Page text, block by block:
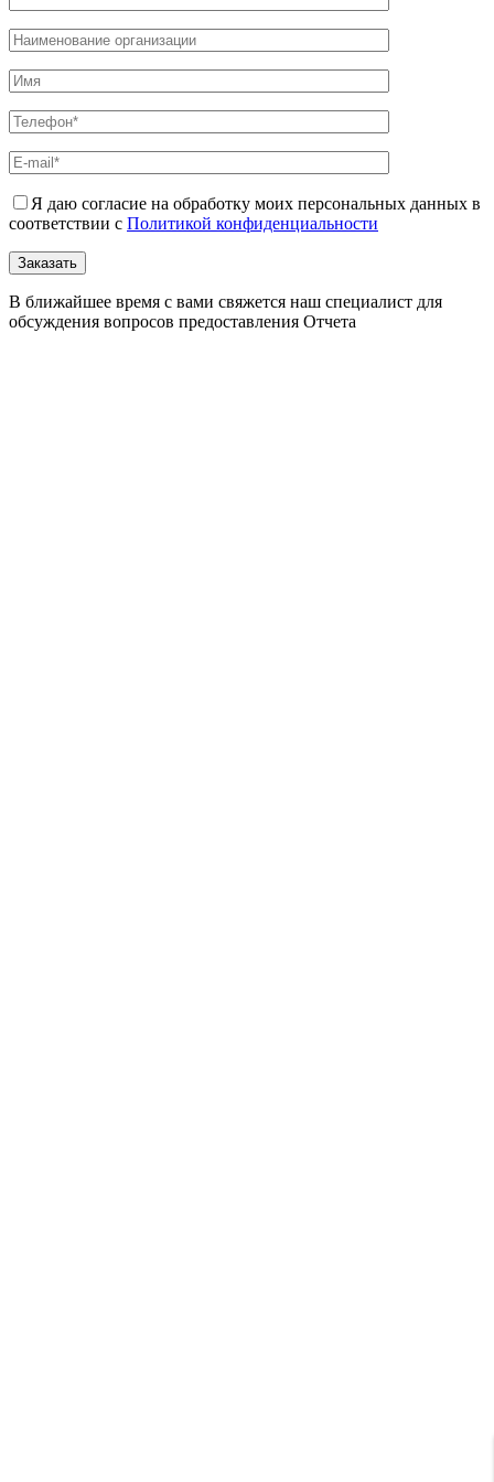
Я даю согласие на обработку моих персональных данных в
соответствии с Политикой конфиденциальности
В ближайшее время с вами свяжется наш специалист для
обсуждения вопросов предоставления Отчета